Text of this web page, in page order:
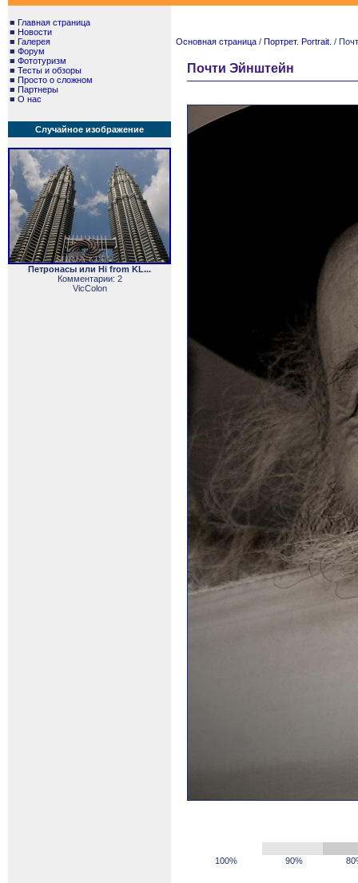
■ Главная страница
■ Новости
■ Галерея
■ Форум
■ Фототуризм
■ Тесты и обзоры
■ Просто о сложном
■ Партнеры
■ О нас
Случайное изображение
Петронасы или Hi from KL...
Комментарии: 2
VicColon
Основная страница / Портрет. Portrait. /
Почти Эйнштейн
100% 90%